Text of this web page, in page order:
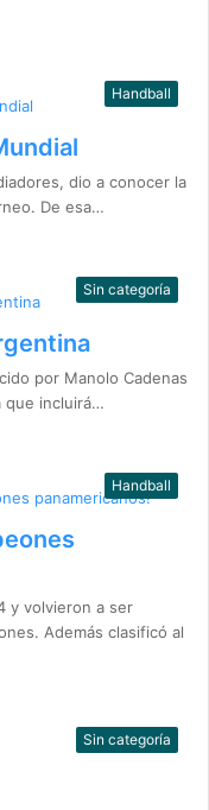
Handball
dio a conocer la
De esa…
Sin categoría
por Manolo Cadenas
que incluirá…
Handball
y volvieron a ser
Además clasificó al
Sin categoría